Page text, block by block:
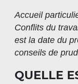
Accueil
Conflits du
est la date du
conseils de
QUELLE